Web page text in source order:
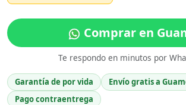
Comprar en
Te respondo en minutos por
Garantía de por vida
Envío gratis a
Pago contraentrega